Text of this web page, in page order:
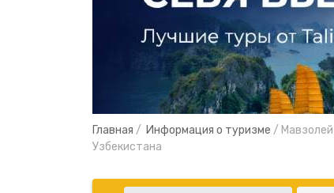
Главная / Информация о туризме /
Узбекистана